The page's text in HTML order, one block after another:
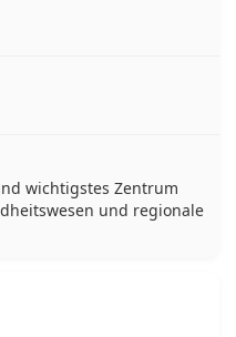
wichtigstes Zentrum
und regionale